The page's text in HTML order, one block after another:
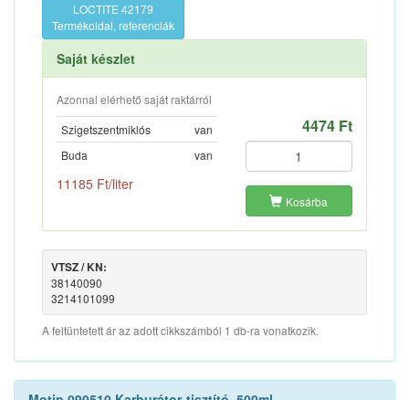
LOCTITE 42179
Termékoldal, referenciák
Saját készlet
Azonnal elérhető saját raktárról
Szigetszentmiklós
van
Buda
van
11185 Ft/liter
4474 Ft
Kosárba
VTSZ / KN:
38140090
3214101099
A feltüntetett ár az adott cikkszámból 1 db-ra vonatkozik.